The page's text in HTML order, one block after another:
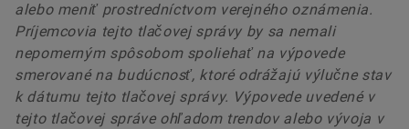
alebo meniť prostredníctvom verejného oznámenia.
Príjemcovia tejto tlačovej správy by sa nemali
nepomerným spôsobom spoliehať na výpovede
smerované na budúcnosť, ktoré odrážajú výlučne stav
k dátumu tejto tlačovej správy. Výpovede uvedené v
tejto tlačovej správe ohľadom trendov alebo vývoja v